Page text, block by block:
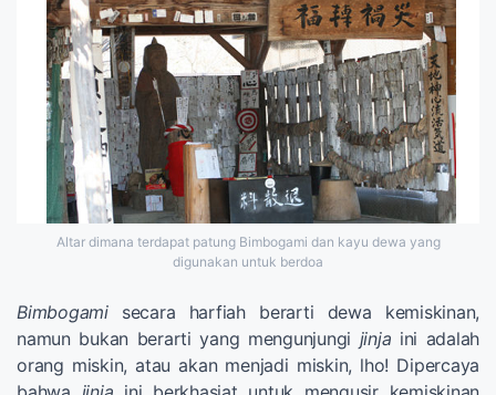
Altar dimana terdapat patung Bimbogami dan kayu dewa yang
digunakan untuk berdoa
Bimbogamisecara harfiah berarti dewa kemiskinan,
namun bukan berarti yang mengunjungi jinja ini adalah
orang miskin, atau akan menjadi miskin, lho! Dipercaya